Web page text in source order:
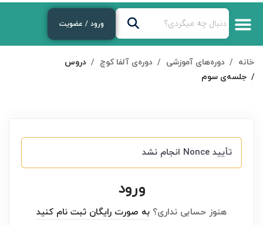
ورود / عضویت
خانه دوره‌های آموزشی دوره‌ی آلفا کوچ
دروس
جلسه‌ی سوم
تأیید Nonce انجام نشد
ورود
هنوز حسابی نداری؟ به صورت رایگان ثبت نام کنید